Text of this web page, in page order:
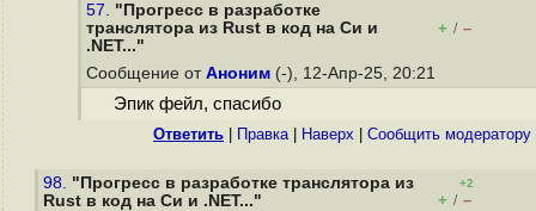
57. "Прогресс в разработке
транслятора из Rust в код на Cи и
.NET..."
+ / –
Сообщение от Аноним (-), 12-Апр-25, 20:21
Эпик фейл, спасибо
Ответить Правка| Наверх Cообщить модератору
98. "Прогресс в разработке транслятора из
Rust в код на Cи и .NET..."
+2
+ / –